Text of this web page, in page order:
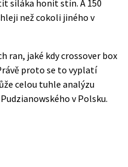
siláka honit stín. A 150
než cokoli jiného v
ran, jaké kdy crossover box
proto se to vyplatí
celou tuhle analýzu
v Polsku.